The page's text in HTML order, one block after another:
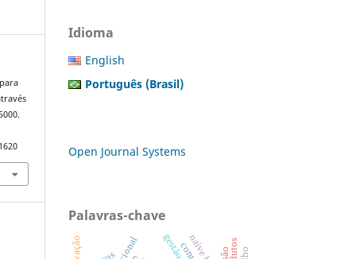
Idioma
English
Português (Brasil)
Open Journal Systems
Palavras-chave